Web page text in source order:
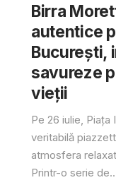
Birra
autentice
București,
savureze
vieții
Pe 26 iulie,
veritabilă
atmosfera
Printr-o serie